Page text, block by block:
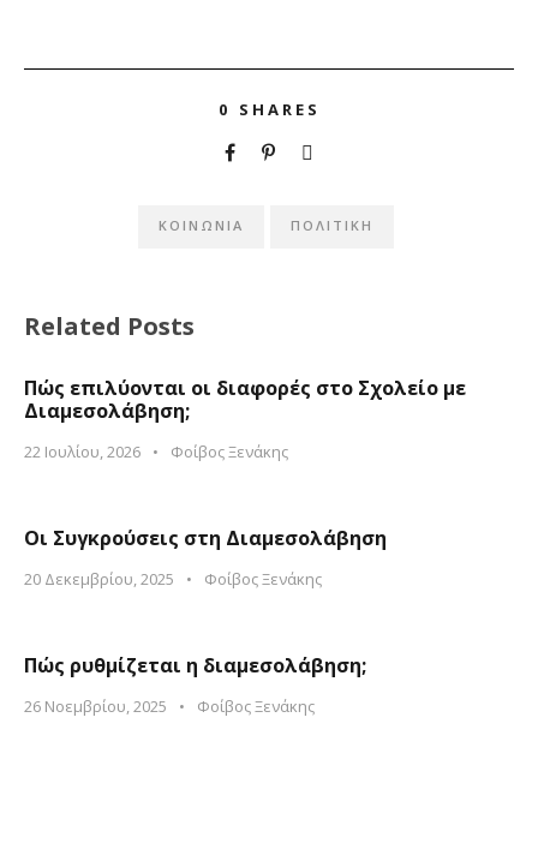
0 SHARES
ΚΟΙΝΩΝΙΑ ΠΟΛΙΤΙΚΗ
Related Posts
Πώς επιλύονται οι διαφορές στο Σχολείο με
Διαμεσολάβηση;
22 Ιουλίου, 2026 • Φοίβος Ξενάκης
Οι Συγκρούσεις στη Διαμεσολάβηση
20 Δεκεμβρίου, 2025 • Φοίβος Ξενάκης
Πώς ρυθμίζεται η διαμεσολάβηση;
26 Νοεμβρίου, 2025 • Φοίβος Ξενάκης